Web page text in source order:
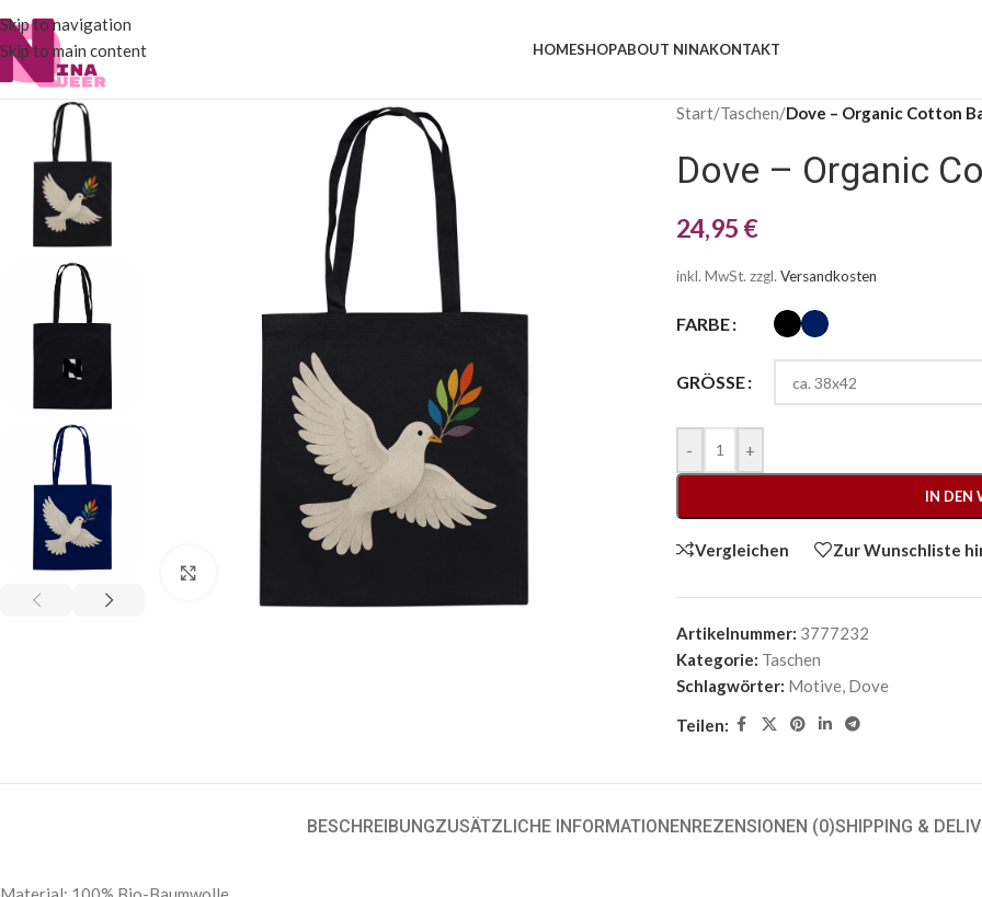
Skip to navigation
Skip to main content
HOMESHOPABOUT NINAKONTAKT
Start/Taschen/Dove – Organic Cotton
Dove – Organic
24,95 €
inkl. MwSt. zzgl. Versandkosten
FARBE
GRÖSSE
- +
IN DEN
Vergleichen Zur Wunschliste
Artikelnummer: 3777232
Kategorie: Taschen
Schlagwörter: Motive, Dove
Teilen:
BESCHREIBUNGZUSÄTZLICHE INFORMATIONENREZENSIONEN (0)SHIPPING &